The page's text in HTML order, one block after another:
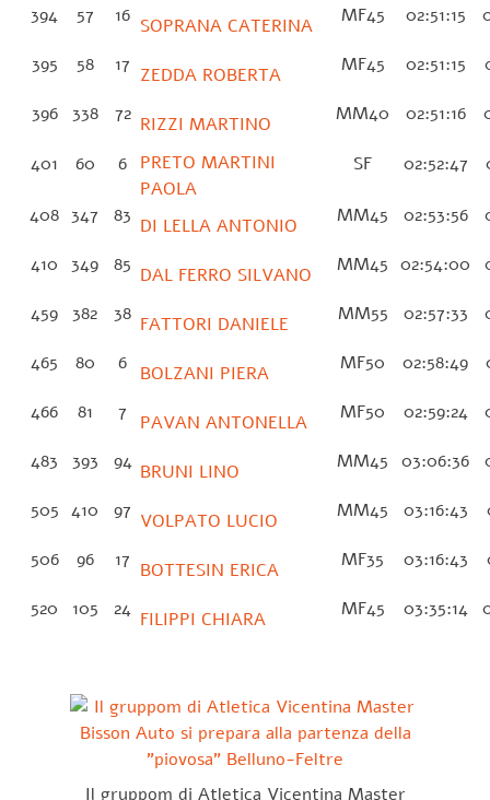
394 57 16 SOPRANA CATERINA MF45 02:51:15
395 58 17 ZEDDA ROBERTA MF45 02:51:15
396 338 72 RIZZI MARTINO MM40 02:51:16
401 60 6 PRETO MARTINI
PAOLA
SF 02:52:47
408 347 83 DI LELLA ANTONIO MM45 02:53:56
410 349 85 DAL FERRO SILVANO MM45 02:54:00
459 382 38 FATTORI DANIELE MM55 02:57:33
465 80 6 BOLZANI PIERA MF50 02:58:49
466 81 7 PAVAN ANTONELLA MF50 02:59:24
483 393 94 BRUNI LINO MM45 03:06:36
505 410 97 VOLPATO LUCIO MM45 03:16:43
506 96 17 BOTTESIN ERICA MF35 03:16:43
520 105 24 FILIPPI CHIARA MF45 03:35:14
Il gruppom di Atletica Vicentina Master